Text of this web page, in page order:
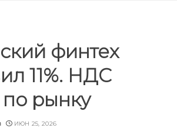
финтех
11%. НДС
рынку
ИЮН 25, 2026